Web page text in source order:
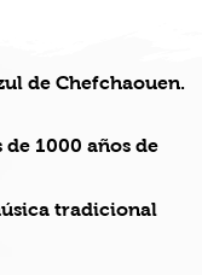
de Chefchaouen.
de 1000 años de
tradicional